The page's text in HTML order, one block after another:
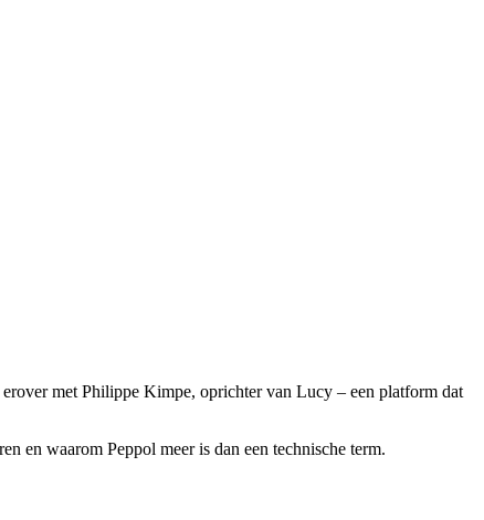
met Philippe Kimpe, oprichter van Lucy – een platform dat
en waarom Peppol meer is dan een technische term.